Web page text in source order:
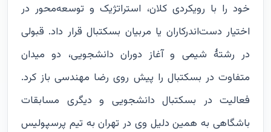
خود را با رویکردی کلان، استراتژیک و توسعه‌محور در
اختیار دست‌‌اندرکاران یا مربیان بسکتبال قرار ‌داد. قبولی
در رشتۀ شیمی و آغاز دوران دانشجویی، دو میدان
متفاوت در بسکتبال را پیش روی رضا مهندسی باز کرد.
فعالیت‌ در بسکتبال دانشجویی و دیگری مسابقات
باشگاهی به همین دلیل وی در تهران به تیم پرسپولیس